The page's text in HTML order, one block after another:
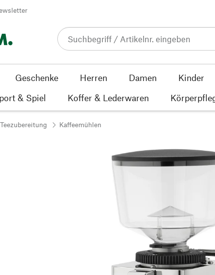
Geschenke Herren Damen Kinder
& Spiel
Koffer & Lederwaren
Kaffeemühlen